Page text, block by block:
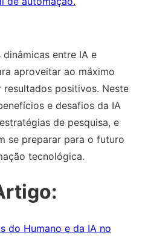
entre IA e
aproveitar ao máximo
positivos. Neste
e desafios da IA
de pesquisa, e
se preparar para o futuro
tecnológica.
do Humano e da IA no